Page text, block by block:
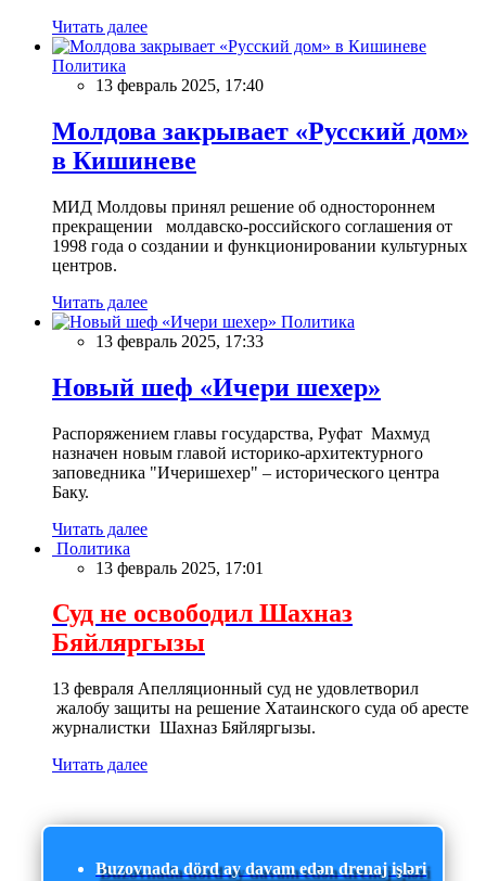
Читать далее
Политика
13 февраль 2025, 17:40
Молдова закрывает «Русский дом»
в Кишиневе
МИД Молдовы принял решение об одностороннем
прекращении молдавско-российского соглашения от
1998 года о создании и функционировании культурных
центров.
Читать далее
Политика
13 февраль 2025, 17:33
Новый шеф «Ичери шехер»
Распоряжением главы государства, Руфат Махмуд
назначен новым главой историко-архитектурного
заповедника "Ичеришехер" – исторического центра
Баку.
Читать далее
Политика
13 февраль 2025, 17:01
Суд не освободил Шахназ
Бяйляргызы
13 февраля Апелляционный суд не удовлетворил
жалобу защиты на решение Хатаинского суда об аресте
журналистки Шахназ Бяйляргызы.
Читать далее
Buzovnada dörd ay davam edən drenaj işləri